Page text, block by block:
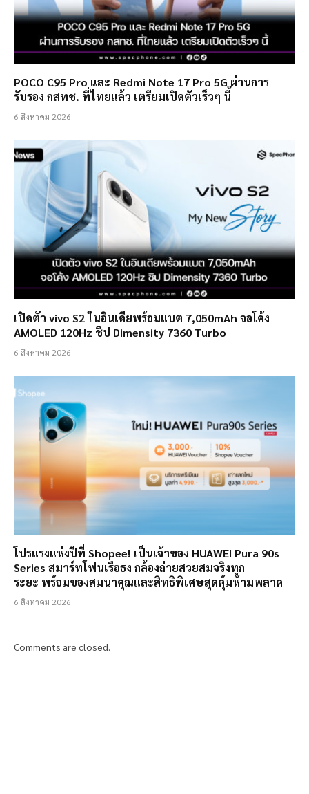
POCO C95 Pro และ Redmi Note 17 Pro 5G ผ่านการ
รับรอง กสทช. ที่ไทยแล้ว เตรียมเปิดตัวเร็วๆ นี้
6 สิงหาคม 2026
เปิดตัว vivo S2 ในอินเดียพร้อมแบต 7,050mAh จอโค้ง
AMOLED 120Hz ชิป Dimensity 7360 Turbo
6 สิงหาคม 2026
โปรแรงแห่งปีที่ Shopee! เป็นเจ้าของ HUAWEI Pura 90s
Series สมาร์ทโฟนเรือธง กล้องถ่ายสวยสมจริงทุก
ระยะ พร้อมของสมนาคุณและสิทธิพิเศษสุดคุ้มห้ามพลาด
6 สิงหาคม 2026
Comments are closed.